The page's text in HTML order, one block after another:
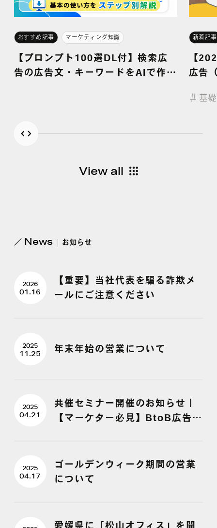
おすすめ記事 マーケティング知識
【プロンプト100選DL付】検索広
告の広告文・キーワードをAIで作
新着記事
【
広告
解説
＃ 基
View all
News お知らせ
2026
01.16
【重要】当社代表を騙る詐欺メ
ールにご注意ください
2025
11.25
年末年始の営業について
2025
04.21
共催セミナー開催のお知らせ｜
【マーケター必見】BtoB広告の
2025
04.17
ゴールデンウィーク期間の営業
について
愛媛県に「松山オフィス」を開